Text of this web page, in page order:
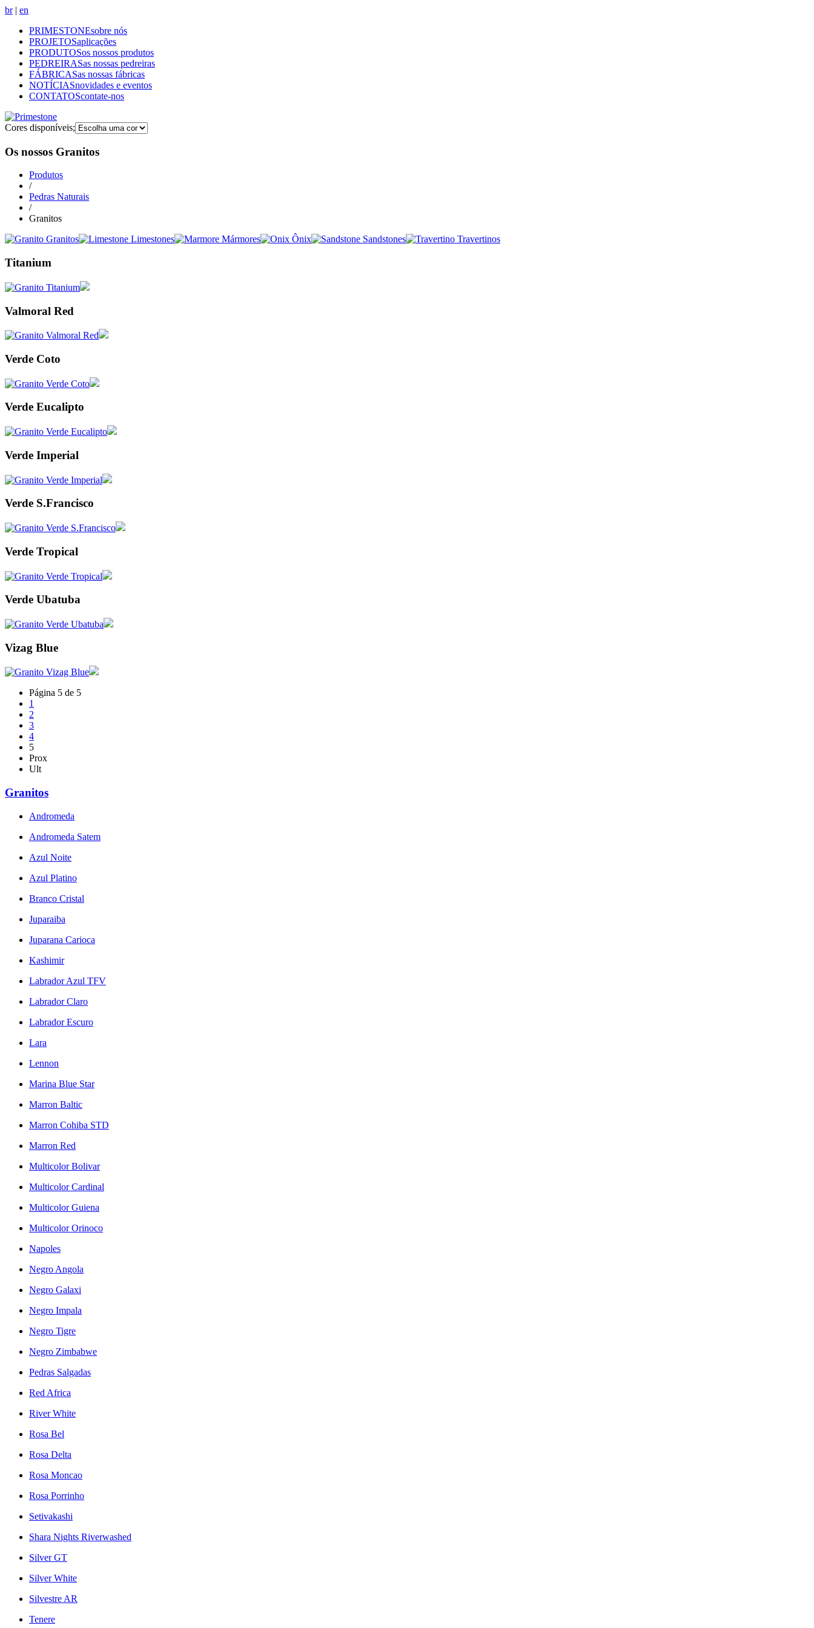
br| en
PRIMESTONEsobre nós
PROJETOSaplicações
PRODUTOSos nossos produtos
PEDREIRASas nossas pedreiras
FÁBRICASas nossas fábricas
NOTÍCIASnovidades e eventos
CONTATOScontate-nos
Cores disponíveis;
Os nossos Granitos
Produtos
/
Pedras Naturais
/
Granitos
Granitos
Limestones Mármores Ônix Sandstones Travertinos
Titanium
Valmoral Red
Verde Coto
Verde Eucalipto
Verde Imperial
Verde S.Francisco
Verde Tropical
Verde Ubatuba
Vizag Blue
Página 5 de 5
1
2
3
4
5
Prox
Ult
Granitos
Andromeda
Andromeda Satem
Azul Noite
Azul Platino
Branco Cristal
Juparaiba
Juparana Carioca
Kashimir
Labrador Azul TFV
Labrador Claro
Labrador Escuro
Lara
Lennon
Marina Blue Star
Marron Baltic
Marron Cohiba STD
Marron Red
Multicolor Bolivar
Multicolor Cardinal
Multicolor Guiena
Multicolor Orinoco
Napoles
Negro Angola
Negro Galaxi
Negro Impala
Negro Tigre
Negro Zimbabwe
Pedras Salgadas
Red Africa
River White
Rosa Bel
Rosa Delta
Rosa Moncao
Rosa Porrinho
Setivakashi
Shara Nights Riverwashed
Silver GT
Silver White
Silvestre AR
Tenere